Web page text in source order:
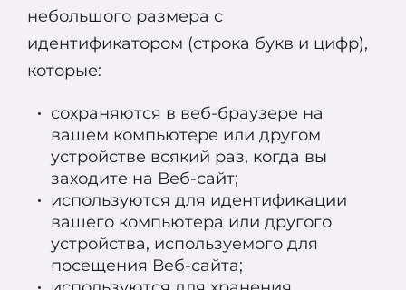
небольшого размера с
идентификатором (строка букв и цифр),
которые:
сохраняются в веб-браузере на
вашем компьютере или другом
устройстве всякий раз, когда вы
заходите на Веб-сайт;
используются для идентификации
вашего компьютера или другого
устройства, используемого для
посещения Веб-сайта;